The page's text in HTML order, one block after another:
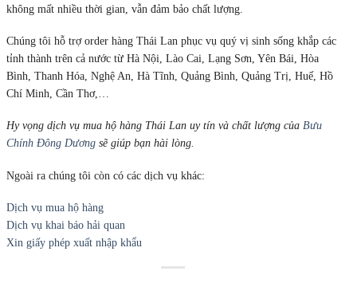
không mất nhiều thời gian, vẫn đảm bảo chất lượng.
Chúng tôi hỗ trợ order hàng Thái Lan phục vụ quý vị sinh sống khắp các
tỉnh thành trên cả nước từ Hà Nội, Lào Cai, Lạng Sơn, Yên Bái, Hòa
Bình, Thanh Hóa, Nghệ An, Hà Tĩnh, Quảng Bình, Quảng Trị, Huế, Hồ
Chí Minh, Cần Thơ,…
Hy vọng dịch vụ mua hộ hàng Thái Lan uy tín và chất lượng của Bưu
Chính Đông Dương sẽ giúp bạn hài lòng.
Ngoài ra chúng tôi còn có các dịch vụ khác:
Dịch vụ mua hộ hàng
Dịch vụ khai báo hải quan
Xin giấy phép xuất nhập khẩu